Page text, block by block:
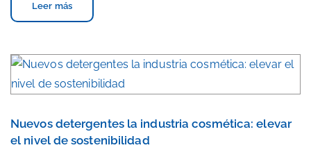
Leer más
Nuevos detergentes la industria cosmética: elevar
el nivel de sostenibilidad